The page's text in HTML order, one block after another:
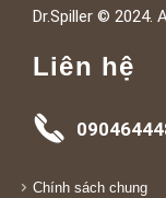
Dr.Spiller © 2024.
Liên hệ
Chính sách chung